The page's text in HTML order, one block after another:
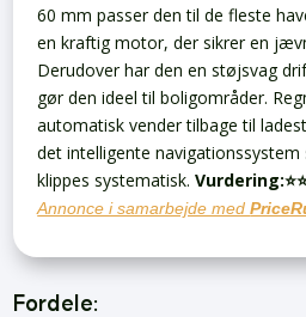
60 mm passer den til de fleste
en kraftig motor, der sikrer en
Derudover har den en støjsvag
gør den ideel til boligområder.
automatisk vender tilbage til
det intelligente
klippes systematisk.Vurdering:
Annonce i samarbejde med
Fordele: